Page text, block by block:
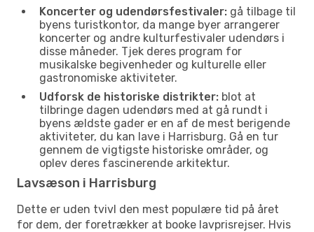
Koncerter og udendørsfestivaler: gå tilbage til
byens turistkontor, da mange byer arrangerer
koncerter og andre kulturfestivaler udendørs i
disse måneder. Tjek deres program for
musikalske begivenheder og kulturelle eller
gastronomiske aktiviteter.
Udforsk de historiske distrikter: blot at
tilbringe dagen udendørs med at gå rundt i
byens ældste gader er en af de mest berigende
aktiviteter, du kan lave i Harrisburg. Gå en tur
gennem de vigtigste historiske områder, og
oplev deres fascinerende arkitektur.
Lavsæson i Harrisburg
Dette er uden tvivl den mest populære tid på året
for dem, der foretrækker at booke lavprisrejser. Hvis